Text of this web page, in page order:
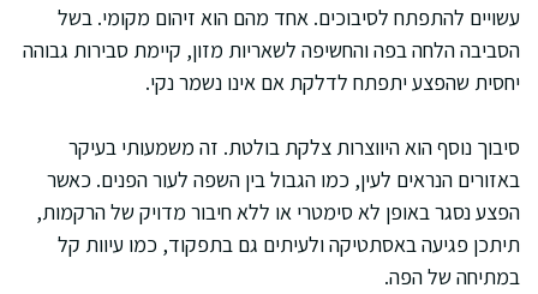
עשויים להתפתח לסיבוכים. אחד מהם הוא זיהום מקומי. בשל
הסביבה הלחה בפה והחשיפה לשאריות מזון, קיימת סבירות גבוהה
יחסית שהפצע יתפתח לדלקת אם אינו נשמר נקי.
סיבוך נוסף הוא היווצרות צלקת בולטת. זה משמעותי בעיקר
באזורים הנראים לעין, כמו הגבול בין השפה לעור הפנים. כאשר
הפצע נסגר באופן לא סימטרי או ללא חיבור מדויק של הרקמות,
תיתכן פגיעה באסתטיקה ולעיתים גם בתפקוד, כמו עיוות קל
במתיחה של הפה.